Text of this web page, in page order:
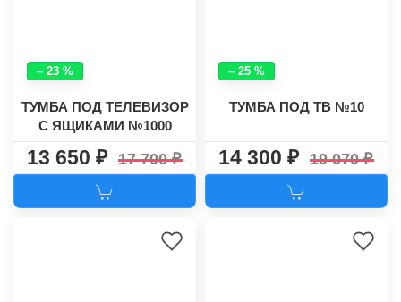
– 23 %
ТУМБА ПОД ТЕЛЕВИЗОР
С ЯЩИКАМИ №1000
13 650 17 700
– 25 %
ТУМБА ПОД ТВ №10
14 300 19 070